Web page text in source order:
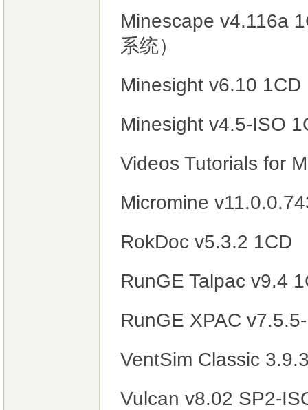
Minescape v4.116a
系统）
Minesight v6.10 1CD
Minesight v4.5-ISO
Videos Tutorials for
Micromine
RokDoc v5.3.2 1CD
RunGE Talpac v9.4
RunGE XPAC
VentSim Classic
Vulcan v8.02 SP2-